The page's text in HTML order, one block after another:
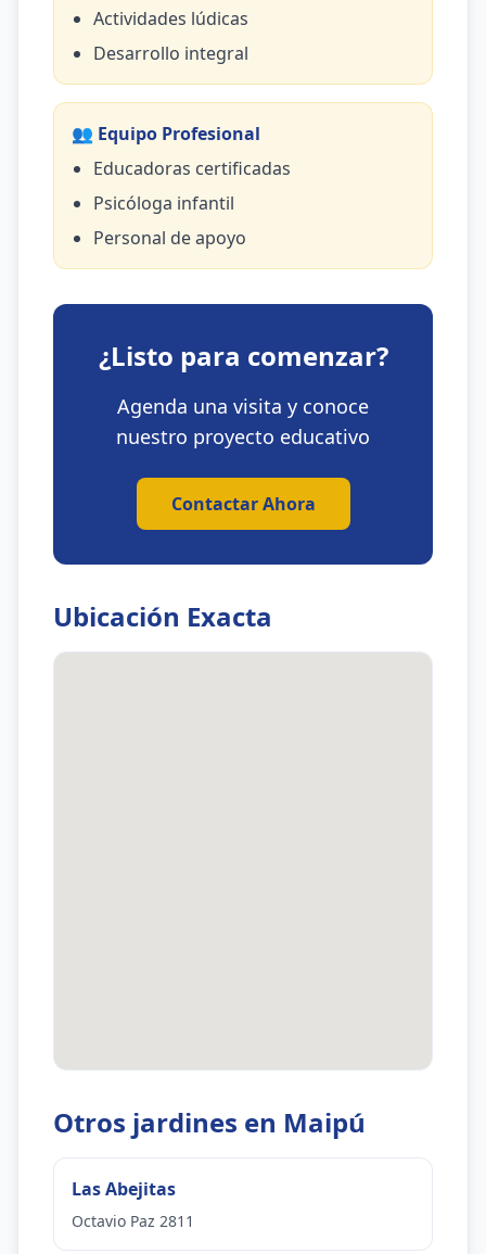
Actividades lúdicas
Desarrollo integral
👥 Equipo Profesional
Educadoras certificadas
Psicóloga infantil
Personal de apoyo
¿Listo para comenzar?
Agenda una visita y conoce
nuestro proyecto educativo
Contactar Ahora
Ubicación Exacta
Otros jardines en Maipú
Las Abejitas
Octavio Paz 2811